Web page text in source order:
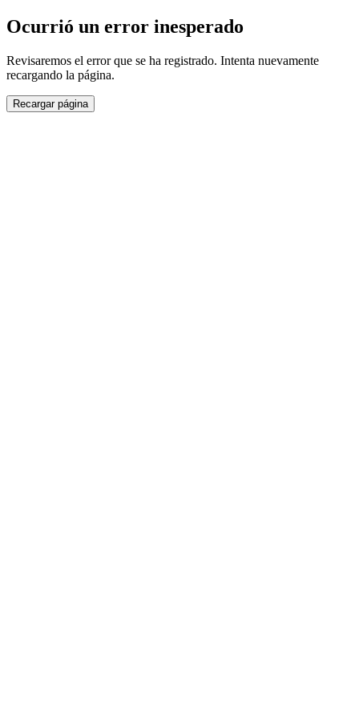
Ocurrió un error inesperado
Revisaremos el error que se ha registrado. Intenta nuevamente
recargando la página.
Recargar página